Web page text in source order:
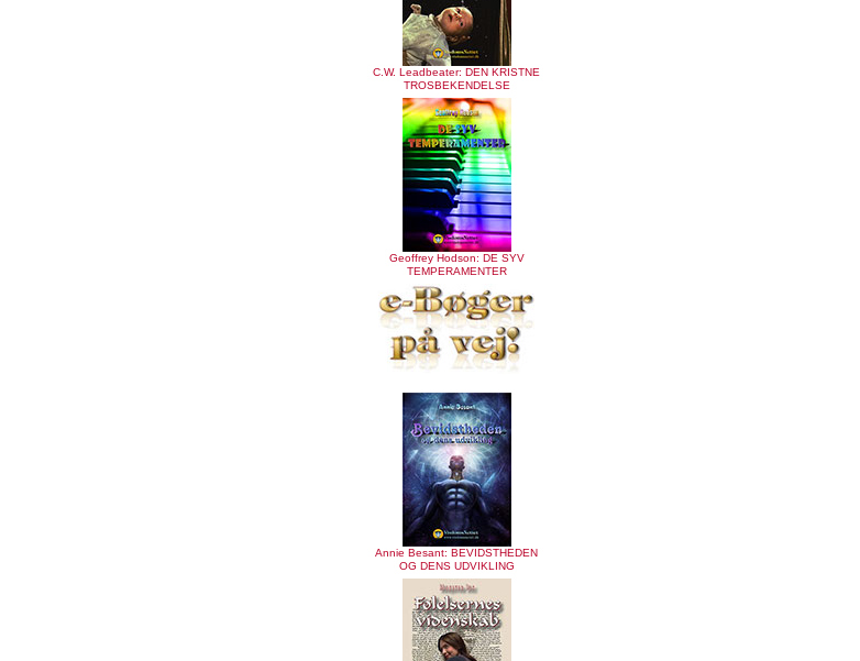
C.W. Leadbeater: DEN KRISTNE
TROSBEKENDELSE
Geoffrey Hodson: DE SYV
TEMPERAMENTER
Annie Besant: BEVIDSTHEDEN
OG DENS UDVIKLING